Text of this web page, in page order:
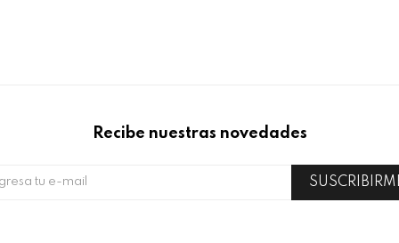
Recibe nuestras novedades